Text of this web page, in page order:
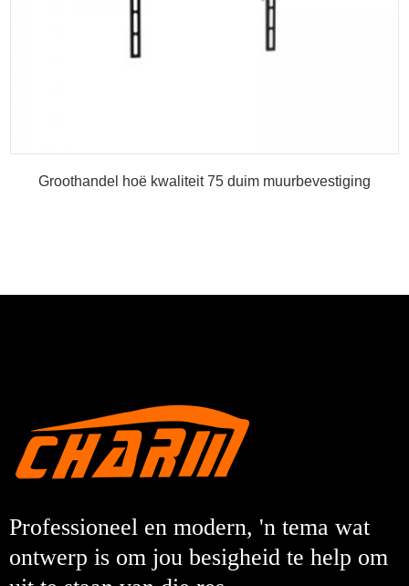
Groothandel hoë kwaliteit 75 duim muurbevestiging
Professioneel en modern, 'n tema wat
ontwerp is om jou besigheid te help om